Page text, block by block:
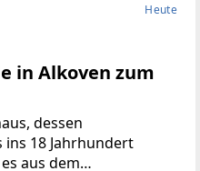
Heute
in Alkoven zum
dessen
18 Jahrhundert
aus dem